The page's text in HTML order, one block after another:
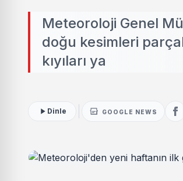
Meteoroloji Genel
doğu kesimleri
kıyıları ya
Dinle GOOGLE NEWS